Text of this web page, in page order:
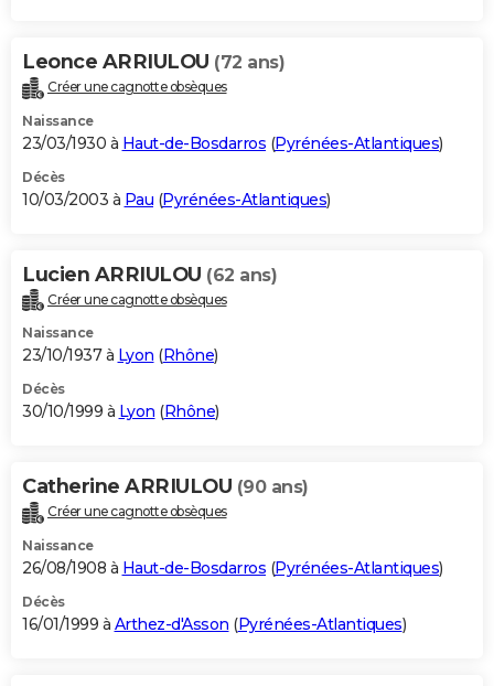
Leonce ARRIULOU (72 ans)
Créer une cagnotte obsèques
Naissance
23/03/1930 à Haut-de-Bosdarros (Pyrénées-Atlantiques)
Décès
10/03/2003 à Pau (Pyrénées-Atlantiques)
Lucien ARRIULOU (62 ans)
Créer une cagnotte obsèques
Naissance
23/10/1937 à Lyon (Rhône)
Décès
30/10/1999 à Lyon (Rhône)
Catherine ARRIULOU (90 ans)
Créer une cagnotte obsèques
Naissance
26/08/1908 à Haut-de-Bosdarros (Pyrénées-Atlantiques)
Décès
16/01/1999 à Arthez-d'Asson (Pyrénées-Atlantiques)